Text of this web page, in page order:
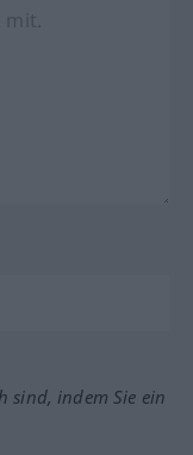
sind, indem Sie ein